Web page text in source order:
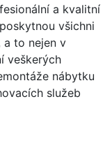
a kvalitní
všichni
a to nejen v
veškerých
nábytku
služeb